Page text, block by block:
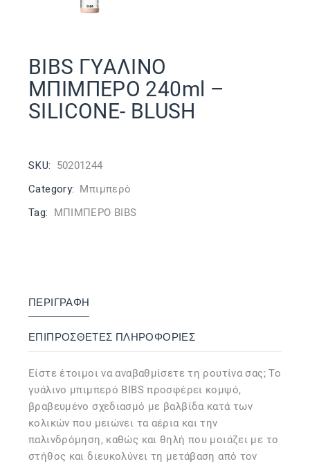
BIBS ΓΥΑΛΙΝΟ
ΜΠΙΜΠΕΡΟ 240ml –
SILICONE- BLUSH
SKU: 50201244
Category: Μπιμπερό
Tag: ΜΠΙΜΠΕΡΟ BIBS
ΠΕΡΙΓΡΑΦΉ
ΕΠΙΠΡΌΣΘΕΤΕΣ ΠΛΗΡΟΦΟΡΊΕΣ
Είστε έτοιμοι να αναβαθμίσετε τη ρουτίνα σας; Το
γυάλινο μπιμπερό BIBS προσφέρει κομψό,
βραβευμένο σχεδιασμό με βαλβίδα κατά των
κολικών που μειώνει τα αέρια και την
παλινδρόμηση, καθώς και θηλή που μοιάζει με το
στήθος και διευκολύνει τη μετάβαση από τον